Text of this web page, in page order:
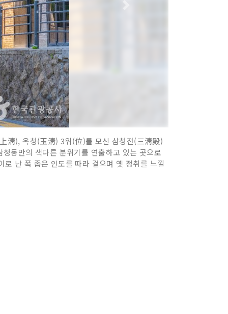
淸), 옥청(玉淸) 3위(位)를 모신 삼청전(三淸殿)
동만의 색다른 분위기를 연출하고 있는 곳으로
난 폭 좁은 인도를 따라 걸으며 옛 정취를 느낄